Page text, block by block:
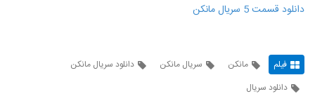
دانلود قسمت 5 سریال مانکن
فیلم مانکن سریال مانکن
دانلود سریال مانکن
دانلود سریال